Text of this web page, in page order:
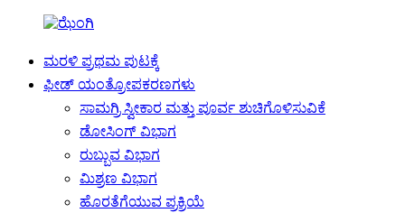
ಮರಳಿ ಪ್ರಥಮ ಪುಟಕ್ಕೆ
ಫೀಡ್ ಯಂತ್ರೋಪಕರಣಗಳು
ಸಾಮಗ್ರಿ ಸ್ವೀಕಾರ ಮತ್ತು ಪೂರ್ವ ಶುಚಿಗೊಳಿಸುವಿಕೆ
ಡೋಸಿಂಗ್ ವಿಭಾಗ
ರುಬ್ಬುವ ವಿಭಾಗ
ಮಿಶ್ರಣ ವಿಭಾಗ
ಹೊರತೆಗೆಯುವ ಪ್ರಕ್ರಿಯೆ